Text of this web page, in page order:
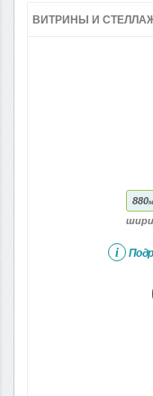
ВИТРИНЫ И
880
i